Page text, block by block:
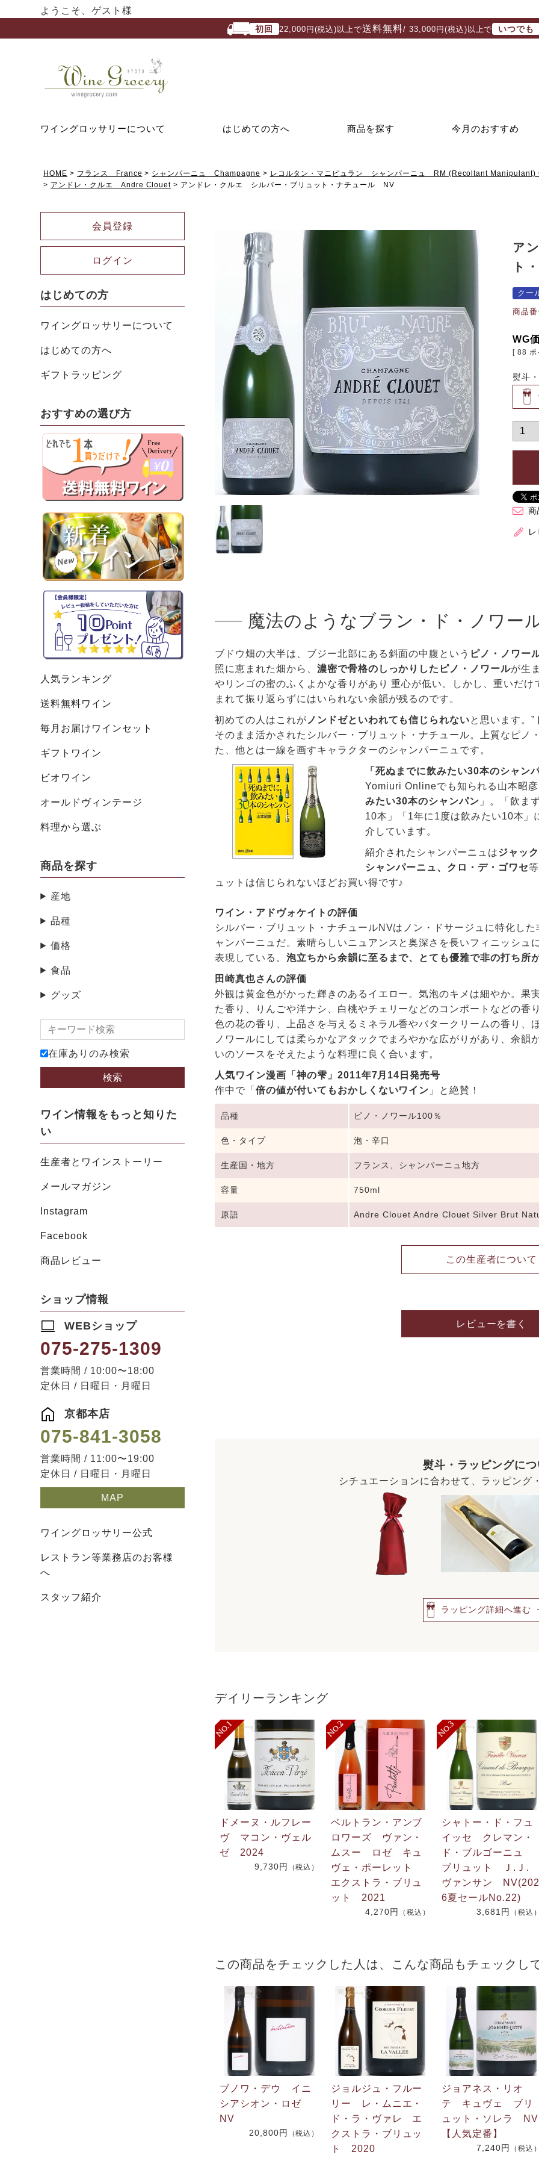
ようこそ、ゲスト様
初回 22,000円(税込)以上で送料無料/ 33,000円(税込)以上で いつでも
ワイングロッサリーについて はじめての方へ 商品を探す 今月のおすすめ
HOME フランス France シャンパーニュ Champagne
レコルタン・マニピュラン シャンパーニュ RM (Recoltant Manipulant)
アンドレ・クルエ Andre Clouet
アンドレ・クルエ シルバー・ブリュット・ナチュール NV
会員登録
ログイン
はじめての方
ワイングロッサリーについて
はじめての方へ
ギフトラッピング
おすすめの選び方
人気ランキング
送料無料ワイン
毎月お届けワインセット
ギフトワイン
ビオワイン
オールドヴィンテージ
料理から選ぶ
商品を探す
産地
品種
価格
食品
グッズ
在庫ありのみ検索
検索
ワイン情報をもっと知りた
い
生産者とワインストーリー
メールマガジン
Instagram
Facebook
商品レビュー
ショップ情報
WEBショップ
075-275-1309
営業時間 / 10:00〜18:00
定休日 / 日曜日・月曜日
京都本店
075-841-3058
営業時間 / 11:00〜19:00
定休日 / 日曜日・月曜日
MAP
ワイングロッサリー公式
レストラン等業務店のお客様
へ
スタッフ紹介
ア
ト
クー
商品
WG
[ 88
熨斗
商
魔法のようなブラン・ド・ノワー
ブドウ畑の大半は、ブジー北部にある斜面の中腹という ピノ・ノワー
照に恵まれた畑から、 濃密で骨格のしっかりしたピノ・ノワールが生
やリンゴの蜜のふくよかな香りがあり 重心が低い。しかし、重いだ
まれて振り返らずにはいられない余韻が残るのです。
初めての人はこれが ノンドゼといわれても信じられないと思います。
そのまま活かされたシルバー・ブリュット・ナチュール。上質なピノ
た、他とは一線を画すキャラクターのシャンパーニュです。
「死ぬまでに飲みたい30本のシャン
Yomiuri Onlineでも知られる山本昭
みたい30本のシャンパン 」。「飲ま
10本」「1年に1度は飲みたい10本」
介しています。
紹介されたシャンパーニュはジャッ
シャンパーニュ、クロ・デ・ゴワセ
ュットは信じられないほどお買い得です♪
ワイン・アドヴォケイトの評価
シルバー・ブリュット・ナチュールNVはノン・ドサージュに特化し
ャンパーニュだ。素晴らしいニュアンスと奥深さを長いフィニッシュ
表現している。 泡立ちから余韻に至るまで、とても優雅で非の打ち所
田崎真也さんの評価
外観は黄金色がかった輝きのあるイエロー。気泡のキメは細やか。果
た香り、りんごや洋ナシ、白桃やチェリーなどのコンポートなどの香
色の花の香り、上品さを与えるミネラル香やバタークリームの香り、
ノワールにしては柔らかなアタックでまろやかな広がりがあり、余
いのソースをそえたような料理に良く合います。
人気ワイン漫画「神の雫」2011年7月14日発売号
作中で「倍の値が付いてもおかしくないワイン 」と絶賛！
品種 ピノ・ノワール100％
色・タイプ 泡・辛口
生産国・地方 フランス、シャンパーニュ地方
容量 750ml
原語 Andre Clouet Andre Clouet Silver Brut
この生産者について
レビューを書く
熨斗・ラッピングに
シチュエーションに合わせて、ラッピング
ラッピング詳細へ進む
デイリーランキング
ドメーヌ・ルフレー
ヴ マコン・ヴェル
ゼ 2024
9,730円 （税込）
ベルトラン・アンブ
ロワーズ ヴァン・
ムスー ロゼ キュ
ヴェ・ポーレット
エクストラ・ブリュ
ット 2021
4,270円 （税込）
シャトー・ド・フュ
イッセ クレマン・
ド・ブルゴーニュ
ブリュット Ｊ.Ｊ.
ヴァンサン NV(202
6夏セールNo.22)
3,681円 （税込
この商品をチェックした人は、こんな商品もチェックし
ブノワ・デウ イニ
シアシオン・ロゼ
NV
20,800円 （税込）
ジョルジュ・フルー
リー レ・ムニエ・
ド・ラ・ヴァレ エ
クストラ・ブリュッ
ト 2020
ジョアネス・リオ
テ キュヴェ ブリ
ュット・ソレラ NV
【人気定番】
7,240円 （税込